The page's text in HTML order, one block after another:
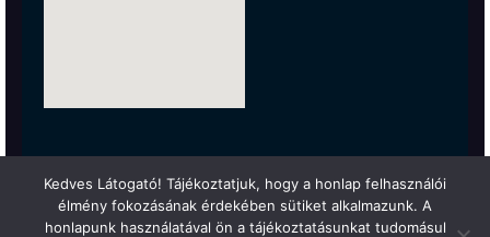
Kedves Látogató! Tájékoztatjuk, hogy a honlap felhasználói
élmény fokozásának érdekében sütiket alkalmazunk. A
honlapunk használatával ön a tájékoztatásunkat tudomásul